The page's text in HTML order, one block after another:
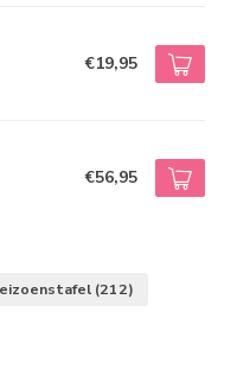
€19,95
€56,95
(212)